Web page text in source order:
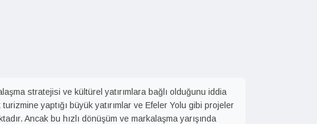
stratejisi ve kültürel yatırımlara bağlı olduğunu iddia
yaptığı büyük yatırımlar ve Efeler Yolu gibi projeler
Ancak bu hızlı dönüşüm ve markalaşma yarışında